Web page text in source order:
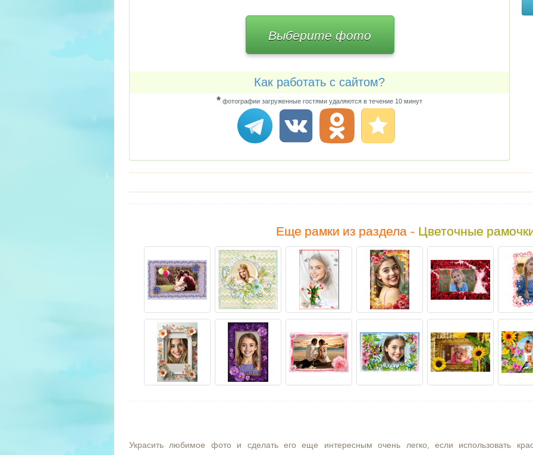
Выберите фото
Как работать с сайтом?
* фотографии загруженные гостями удаляются в течение 10 минут
Еще рамки из раздела - Цветочные
Украсить любимое фото и сделать его еще интересным очень легко, если использовать